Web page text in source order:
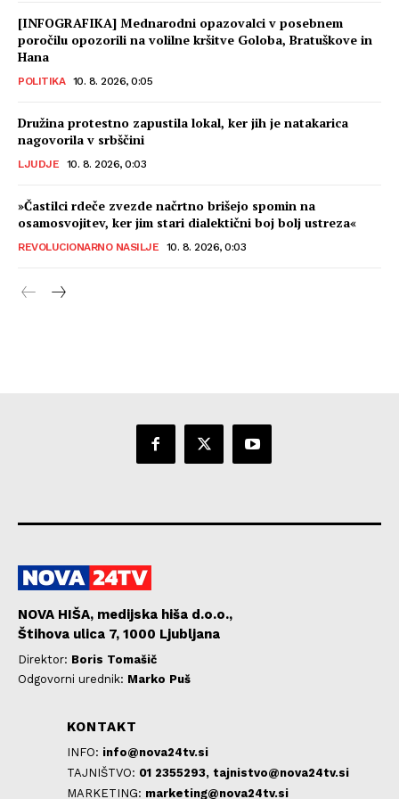
[INFOGRAFIKA] Mednarodni opazovalci v posebnem
poročilu opozorili na volilne kršitve Goloba, Bratuškove in
Hana
POLITIKA 10. 8. 2026, 0:05
Družina protestno zapustila lokal, ker jih je natakarica
nagovorila v srbščini
LJUDJE 10. 8. 2026, 0:03
»Častilci rdeče zvezde načrtno brišejo spomin na
osamosvojitev, ker jim stari dialektični boj bolj ustreza«
REVOLUCIONARNO NASILJE 10. 8. 2026, 0:03
NOVA HIŠA, medijska hiša d.o.o.,
Štihova ulica 7, 1000 Ljubljana
Direktor: Boris Tomašič
Odgovorni urednik: Marko Puš
KONTAKT
INFO: info@nova24tv.si
TAJNIŠTVO: 01 2355293, tajnistvo@nova24tv.si
MARKETING: marketing@nova24tv.si